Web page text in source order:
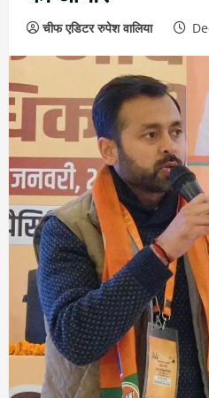
चीफ एडिटर रुपेश वालिया